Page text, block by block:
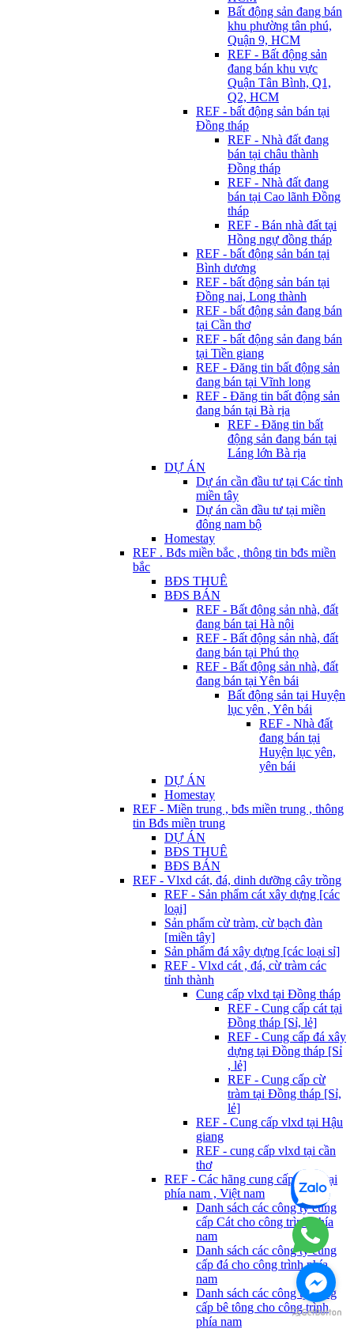
Bất động sản đang bán
khu phường tân phú,
Quận 9, HCM
REF - Bất động sản
đang bán khu vực
Quận Tân Bình, Q1,
Q2, HCM
REF - bất động sản bán tại
Đồng tháp
REF - Nhà đất đang
bán tại châu thành
Đồng tháp
REF - Nhà đất đang
bán tại Cao lãnh Đồng
tháp
REF - Bán nhà đất tại
Hồng ngự đồng tháp
REF - bất động sản bán tại
Bình dương
REF - bất động sản bán tại
Đồng nai, Long thành
REF - bất động sản đang bán
tại Cần thơ
REF - bất động sản đang bán
tại Tiền giang
REF - Đăng tin bất động sản
đang bán tại Vĩnh long
REF - Đăng tin bất động sản
đang bán tại Bà rịa
REF - Đăng tin bất
động sản đang bán tại
Láng lớn Bà rịa
DỰ ÁN
Dự án cần đầu tư tại Các tỉnh
miền tây
Dự án cần đầu tư tại miền
đông nam bộ
Homestay
REF . Bđs miền bắc , thông tin bđs miền
bắc
BĐS THUÊ
BĐS BÁN
REF - Bất động sản nhà, đất
đang bán tại Hà nội
REF - Bất động sản nhà, đất
đang bán tại Phú thọ
REF - Bất động sản nhà, đất
đang bán tại Yên bái
Bất động sản tại Huyện
lục yên , Yên bái
REF - Nhà đất
đang bán tại
Huyện lục yên,
yên bái
DỰ ÁN
Homestay
REF - Miền trung , bđs miền trung , thông
tin Bđs miền trung
DỰ ÁN
BĐS THUÊ
BĐS BÁN
REF - Vlxd cát, đá, dinh dưỡng cây trồng
REF - Sản phẩm cát xây dựng [các
loại]
Sản phẩm cừ tràm, cừ bạch đàn
[miền tây]
Sản phẩm đá xây dựng [các loại sỉ]
REF - Vlxd cát , đá, cừ tràm các
tỉnh thành
Cung cấp vlxd tại Đồng tháp
REF - Cung cấp cát tại
Đồng tháp [Sỉ, lẻ]
REF - Cung cấp đá xây
dựng tại Đồng tháp [Sỉ
, lẻ]
REF - Cung cấp cừ
tràm tại Đồng tháp [Sỉ,
lẻ]
REF - Cung cấp vlxd tại Hậu
giang
REF - cung cấp vlxd tại cần
thơ
REF - Các hãng cung cấp Vlxd tại
phía nam , Việt nam
Danh sách các công ty cung
cấp Cát cho công trình phía
nam
Danh sách các công ty cung
cấp đá cho công trình phía
nam
Danh sách các công ty cung
cấp bê tông cho công trình
phía nam